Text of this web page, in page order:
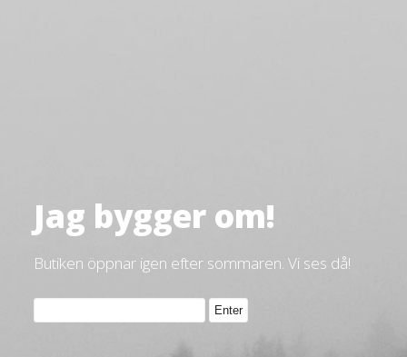
Jag bygger om!
Butiken öppnar igen efter sommaren. Vi ses då!